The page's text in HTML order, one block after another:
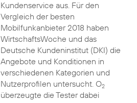
Kundenservice aus. Für den
Vergleich der besten
Mobilfunkanbieter 2018 haben
WirtschaftsWoche und das
Deutsche Kundeninstitut (DKI) die
Angebote und Konditionen in
verschiedenen Kategorien und
Nutzerprofilen untersucht. O2
überzeugte die Tester dabei